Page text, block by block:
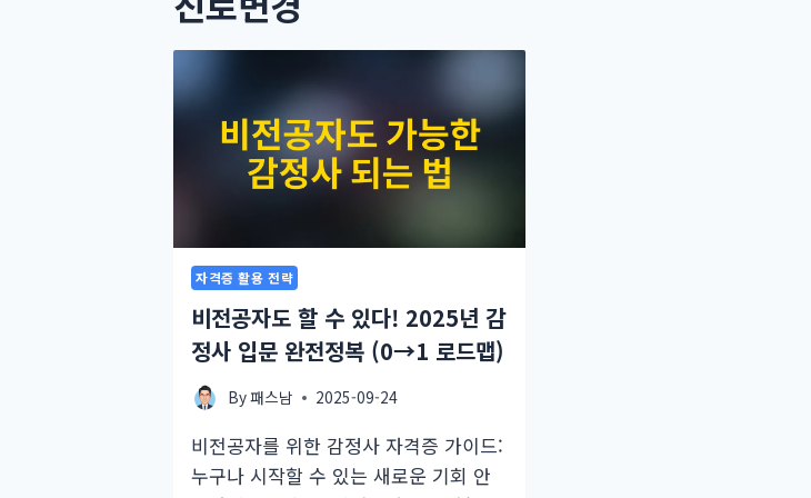
자격증 활용 전략
비전공자도 할 수 있다! 2025년 감
정사 입문 완전정복 (0→1 로드맵)
By패스남 2025-09-24
비전공자를 위한 감정사 자격증 가이드:
누구나 시작할 수 있는 새로운 기회 안